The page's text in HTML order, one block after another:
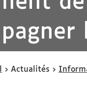
Actualités